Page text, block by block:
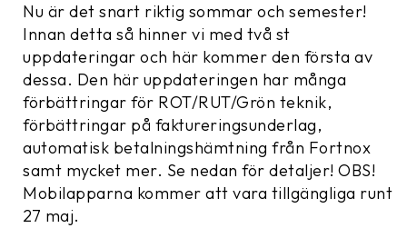
Nu är det snart riktig sommar och semester!
Innan detta så hinner vi med två st
uppdateringar och här kommer den första av
dessa. Den här uppdateringen har många
förbättringar för ROT/RUT/Grön teknik,
förbättringar på faktureringsunderlag,
automatisk betalningshämtning från Fortnox
samt mycket mer. Se nedan för detaljer! OBS!
Mobilapparna kommer att vara tillgängliga runt
27 maj.